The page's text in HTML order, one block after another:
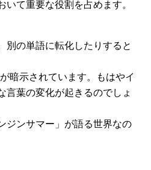
て重要な役割を占めます。
別の単語に転化したりすると
暗示されています。もはやイ
言葉の変化が起きるのでしょ
ジンサマー」が語る世界なの